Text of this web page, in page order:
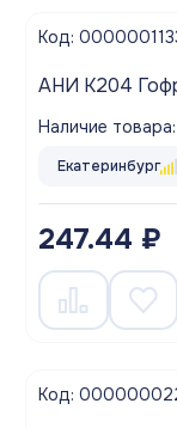
Код:
АНИ K204
Наличие товара:
Екатеринбург
247.44 ₽
Код: